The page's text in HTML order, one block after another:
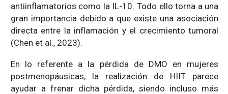
antiinflamatorios como la IL-10. Todo ello torna a una
gran importancia debido a que existe una asociación
directa entre la inflamación y el crecimiento tumoral
(Chen et al., 2023).
En lo referente a la pérdida de DMO en mujeres
postmenopáusicas, la realización de HIIT parece
ayudar a frenar dicha pérdida, siendo incluso más